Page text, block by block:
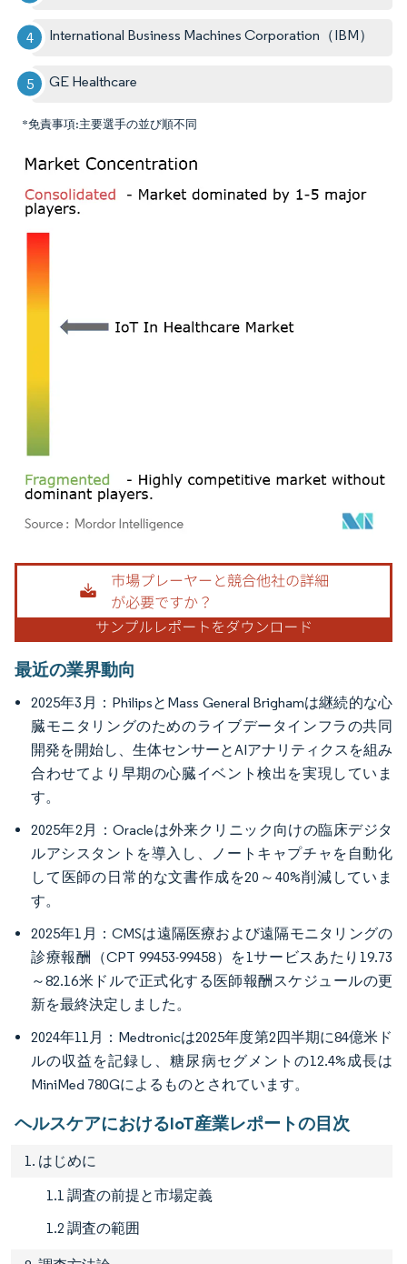
International Business Machines Corporation（IBM）
GE Healthcare
*免責事項:主要選手の並び順不同
画像 © Mordor Intelligence。再利用にはCC BY 4.0の表示が必要です。
最近の業界動向
2025年3月：PhilipsとMass General Brighamは継続的な心
臓モニタリングのためのライブデータインフラの共同
開発を開始し、生体センサーとAIアナリティクスを組み
合わせてより早期の心臓イベント検出を実現していま
す。
2025年2月：Oracleは外来クリニック向けの臨床デジタ
ルアシスタントを導入し、ノートキャプチャを自動化
して医師の日常的な文書作成を20～40%削減していま
す。
2025年1月：CMSは遠隔医療および遠隔モニタリングの
診療報酬（CPT 99453-99458）を1サービスあたり19.73
～82.16米ドルで正式化する医師報酬スケジュールの更
新を最終決定しました。
2024年11月：Medtronicは2025年度第2四半期に84億米ド
ルの収益を記録し、糖尿病セグメントの12.4%成長は
MiniMed 780Gによるものとされています。
ヘルスケアにおけるIoT産業レポートの目次
1. はじめに
1.1 調査の前提と市場定義
1.2 調査の範囲